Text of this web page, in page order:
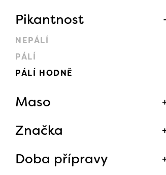
Pikantnost
NEPÁLÍ
PÁLÍ
PÁLÍ HODNĚ
Maso
Značka
Doba přípravy